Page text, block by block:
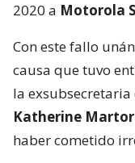
2020 a Motorola
Con este fallo
causa que tuvo
la exsubsecretaria
Katherine
haber cometido